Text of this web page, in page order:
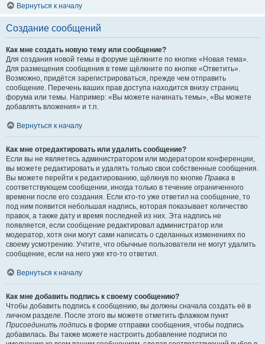
Вернуться к началу
Создание сообщений
Как мне создать новую тему или сообщение?
Для создания новой темы в форуме щёлкните по кнопке «Новая тема».
Для размещения сообщения в теме щёлкните по кнопке «Ответить».
Возможно, придётся зарегистрироваться, прежде чем отправить
сообщение. Перечень ваших прав доступа находится внизу страниц
форума или темы. Например: «Вы можете начинать темы», «Вы можете
добавлять вложения» и т.п.
Вернуться к началу
Как мне отредактировать или удалить сообщение?
Если вы не являетесь администратором или модератором конференции,
вы можете редактировать и удалять только свои собственные сообщения.
Вы можете перейти к редактированию, щёлкнув по кнопке Правка в
соответствующем сообщении, иногда только в течение ограниченного
времени после его создания. Если кто-то уже ответил на сообщение, то
под ним появится небольшая надпись, которая показывает количество
правок, а также дату и время последней из них. Эта надпись не
появляется, если сообщение редактировал администратор или
модератор, хотя они могут сами написать о сделанных изменениях по
своему усмотрению. Учтите, что обычные пользователи не могут удалить
сообщение, если на него уже кто-то ответил.
Вернуться к началу
Как мне добавить подпись к своему сообщению?
Чтобы добавить подпись к сообщению, вы должны сначала создать её в
личном разделе. После этого вы можете отметить флажком пункт
Присоединить подпись в форме отправки сообщения, чтобы подпись
добавилась. Вы также можете настроить добавление подписи по